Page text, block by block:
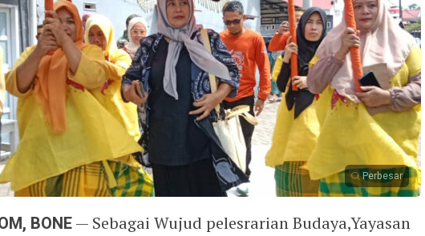
Perbesar
BONE— Sebagai Wujud pelesrarian Budaya,Yayasan